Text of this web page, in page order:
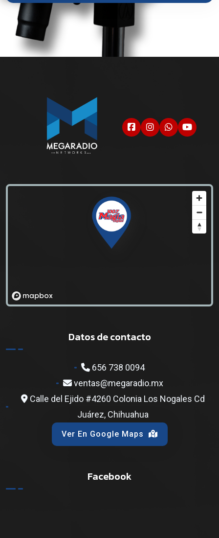
Datos de contacto
656 738 0094
ventas@megaradio.mx
Calle del Ejido #4260 Colonia Los Nogales Cd
Juárez, Chihuahua
Ver En Google Maps
Facebook